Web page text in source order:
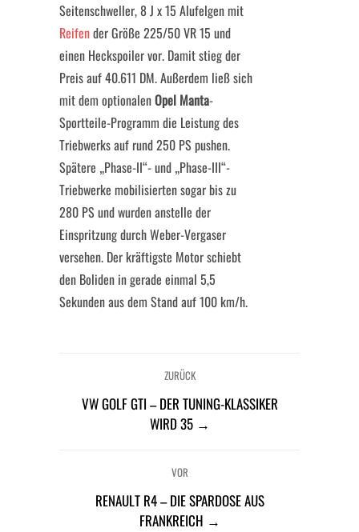
Seitenschweller, 8 J x 15 Alufelgen mit
Reifender Größe 225/50 VR 15 und
einen Heckspoiler vor. Damit stieg der
Preis auf 40.611 DM. Außerdem ließ sich
mit dem optionalenOpel Manta-
Sportteile-Programm die Leistung des
Triebwerks auf rund 250 PS pushen.
Spätere „Phase-II“- und „Phase-III“-
Triebwerke mobilisierten sogar bis zu
280 PS und wurden anstelle der
Einspritzung durch Weber-Vergaser
versehen. Der kräftigste Motor schiebt
den Boliden in gerade einmal 5,5
Sekunden aus dem Stand auf 100 km/h.
ZURÜCK
VW GOLF GTI – DER TUNING-KLASSIKER
WIRD 35 →
VOR
RENAULT R4 – DIE SPARDOSE AUS
FRANKREICH →